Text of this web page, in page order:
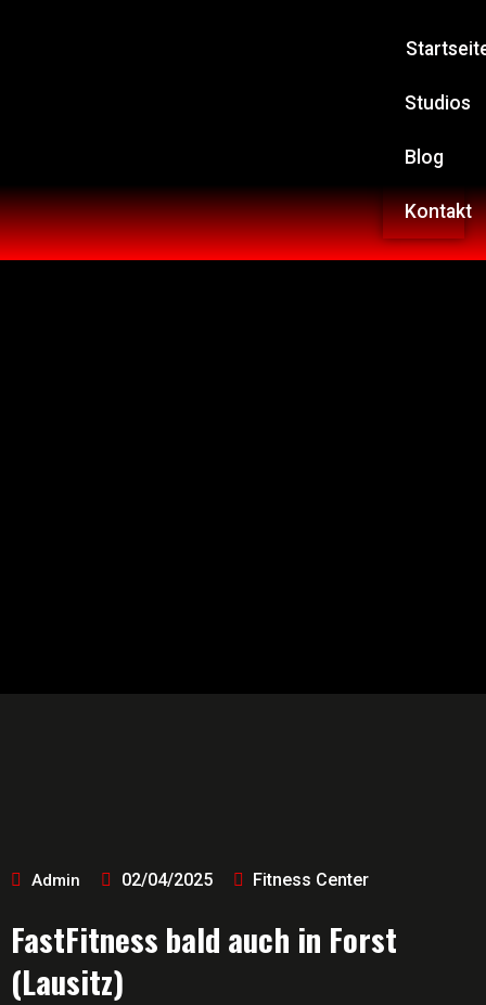
Studios
Blog
Kontakt
Admin 02/04/2025 Fitness Center
FastFitness bald auch in Forst
(Lausitz)